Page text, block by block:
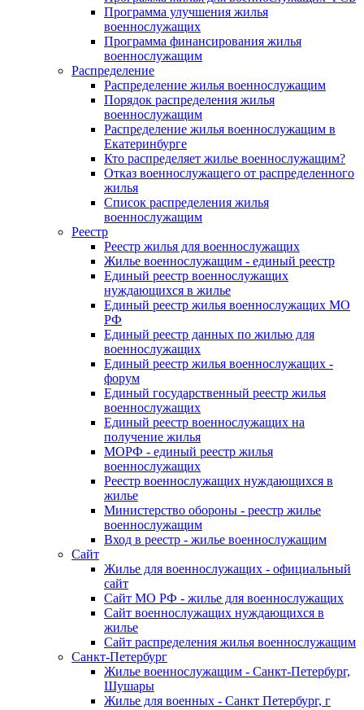
Программа улучшения жилья
военнослужащих
Программа финансирования жилья
военнослужащим
Распределение
Распределение жилья военнослужащим
Порядок распределения жилья
военнослужащим
Распределение жилья военнослужащим в
Екатеринбурге
Кто распределяет жилье военнослужащим?
Отказ военнослужащего от распределенного
жилья
Список распределения жилья
военнослужащим
Реестр
Реестр жилья для военнослужащих
Жилье военнослужащим - единый реестр
Единый реестр военнослужащих
нуждающихся в жилье
Единый реестр жилья военнослужащих МО
РФ
Единый реестр данных по жилью для
военнослужащих
Единый реестр жилья военнослужащих -
форум
Единый государственный реестр жилья
военнослужащих
Единый реестр военнослужащих на
получение жилья
МОРФ - единый реестр жилья
военнослужащих
Реестр военнослужащих нуждающихся в
жилье
Министерство обороны - реестр жилье
военнослужащим
Вход в реестр - жилье военнослужащим
Сайт
Жилье для военнослужащих - официальный
сайт
Сайт МО РФ - жилье для военнослужащих
Сайт военнослужащих нуждающихся в
жилье
Сайт распределения жилья военнослужащим
Санкт-Петербург
Жилье военнослужащим - Санкт-Петербург,
Шушары
Жилье для военных - Санкт Петербург, г